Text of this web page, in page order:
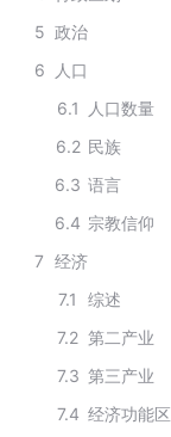
5 政治
6
人口
6.1
人口数量
6.2 民族
6.3 语言
6.4 宗教信仰
7 经济
7.1
综述
7.2 第二产业
7.3 第三产业
7.4 经济功能区